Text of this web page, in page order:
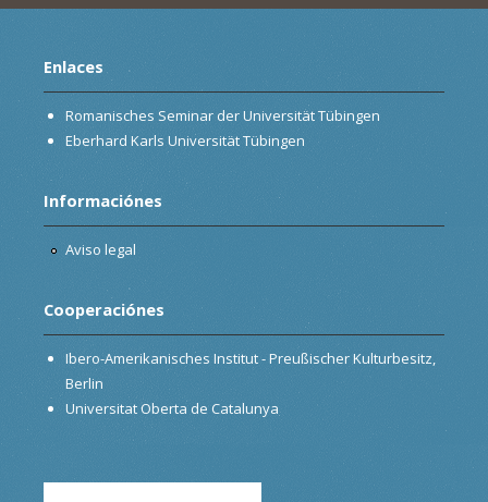
Enlaces
Romanisches Seminar der Universität Tübingen
Eberhard Karls Universität Tübingen
Informaciónes
Aviso legal
Cooperaciónes
Ibero-Amerikanisches Institut - Preußischer Kulturbesitz,
Berlin
Universitat Oberta de Catalunya